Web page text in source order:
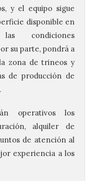
y el equipo sigue
disponible en
condiciones
su parte, pondrá a
zona de trineos y
de producción de
operativos los
alquiler de
de atención al
experiencia a los